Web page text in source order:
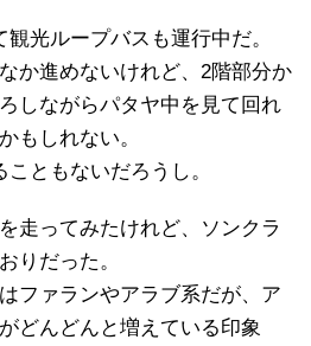
光ループバスも運行中だ。
か進めないけれど、2階部分か
しながらパタヤ中を見て回れ
もしれない。
ともないだろうし。
走ってみたけれど、ソンクラ
りだった。
ファランやアラブ系だが、ア
どんどんと増えている印象